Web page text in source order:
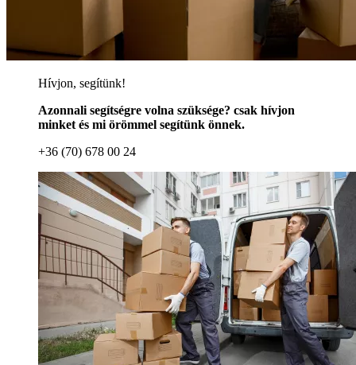
Hívjon, segítünk!
Azonnali segítségre volna szüksége? csak hívjon
minket és mi örömmel segítünk önnek.
+36 (70) 678 00 24